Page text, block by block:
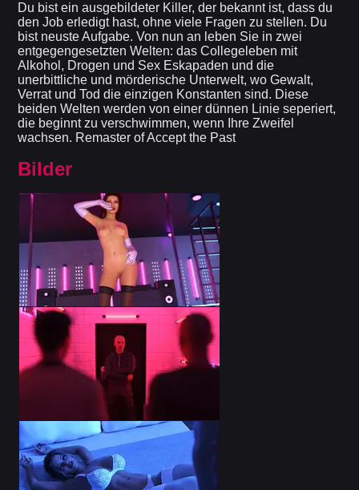
Du bist ein ausgebildeter Killer, der bekannt ist, dass du
den Job erledigt hast, ohne viele Fragen zu stellen. Du
bist neuste Aufgabe. Von nun an leben Sie in zwei
entgegengesetzten Welten: das Collegeleben mit
Alkohol, Drogen und Sex Eskapaden und die
unerbittliche und mörderische Unterwelt, wo Gewalt,
Verrat und Tod die einzigen Konstanten sind. Diese
beiden Welten werden von einer dünnen Linie seperiert,
die beginnt zu verschwimmen, wenn Ihre Zweifel
wachsen. Remaster of Accept the Past
Bilder